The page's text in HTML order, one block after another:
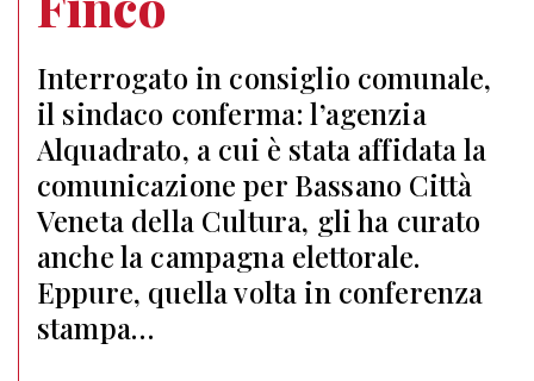
Interrogato in consiglio comunale,
il sindaco conferma: l’agenzia
Alquadrato, a cui è stata affidata la
comunicazione per Bassano Città
Veneta della Cultura, gli ha curato
anche la campagna elettorale.
Eppure, quella volta in conferenza
stampa…